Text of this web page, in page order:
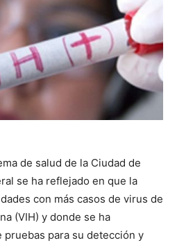
de salud de la Ciudad de
se ha reflejado en que la
con más casos de virus de
(VIH) y donde se ha
para su detección y